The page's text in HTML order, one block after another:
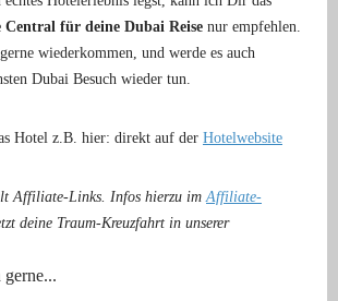
Central für deine Dubai Reise nur empfehlen.
wiederkommen, und werde es auch
Dubai Besuch wieder tun.
Hotel z.B. hier: direkt auf der Hotelwebsite
Affiliate-Links. Infos hierzu im Affiliate-
deine Traum-Kreuzfahrt in unserer